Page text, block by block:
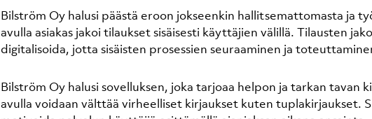
Bilström Oy halusi päästä eroon jokseenkin hallitsemattomasta ja
avulla asiakas jakoi tilaukset sisäisesti käyttäjien välillä. Tilausten
digitalisoida, jotta sisäisten prosessien seuraaminen ja
Bilström Oy halusi sovelluksen, joka tarjoaa helpon ja tarkan
avulla voidaan välttää virheelliset kirjaukset kuten tuplakirjaukset.